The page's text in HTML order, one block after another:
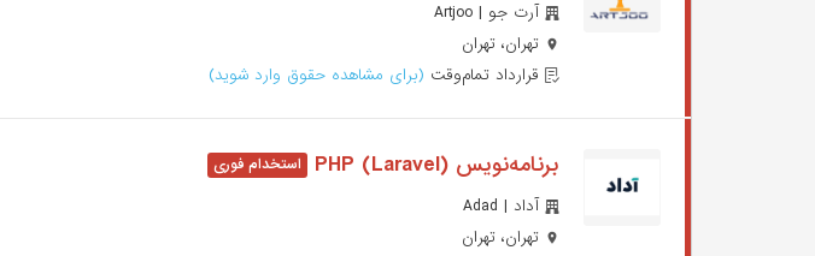
آرت جو | Artjoo
تهران، تهران
قرارداد تمام‌وقت (برای مشاهده حقوق وارد شوید)
برنامه‌نویس (PHP (Laravel
آداد | Adad
تهران، تهران